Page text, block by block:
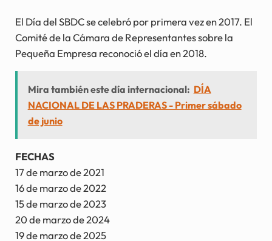
El Día del SBDC se celebró por primera vez en 2017. El
Comité de la Cámara de Representantes sobre la
Pequeña Empresa reconoció el día en 2018.
Mira también este día internacional: DÍA
NACIONAL DE LAS PRADERAS - Primer sábado
de junio
FECHAS
17 de marzo de 2021
16 de marzo de 2022
15 de marzo de 2023
20 de marzo de 2024
19 de marzo de 2025